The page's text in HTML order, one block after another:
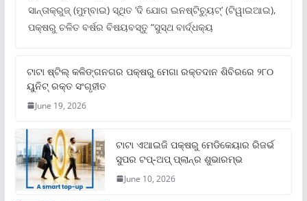
ସାନ୍ତାକ୍ରୁଜ୍ (ମୁମ୍ବାଇ) ସ୍ଥିତ ‘ଦି ଯୋଗ ଇନଷ୍ଟିଚ୍ୟୁଟ୍‌’ (ଟିୱାଇଆଇ),
ପକ୍ଷରୁ ଚଳିତ ବର୍ଷର ବିଷୟବସ୍ତୁ “ସୁସ୍ଥ ବାର୍ଦ୍ଧକ୍ୟ
ଟାଟା ଷ୍ଟିଲ୍‌ କଳିଙ୍ଗନଗର ପକ୍ଷରୁ ମେଗା ରକ୍ତଦାନ ଶିବିରରେ ୨୮୦
ୟୁନିଟ୍‌ ରକ୍ତ ସଂଗୃହୀତ
June 19, 2026
ଟାଟା ଏଆଇଜି ପକ୍ଷରୁ ମେଡିକେୟାର ରିଜର୍ଭ
ସୁପର ଟପ୍‌-ଅପ୍ ପ୍ଲାନ୍‌ର ଶୁଭାରମ୍ଭ
June 10, 2026